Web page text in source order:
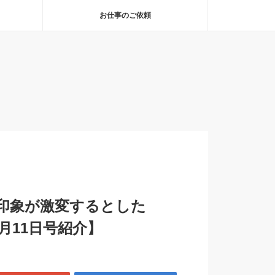
お仕事のご依頼
象が激変するとした
日号紹介】